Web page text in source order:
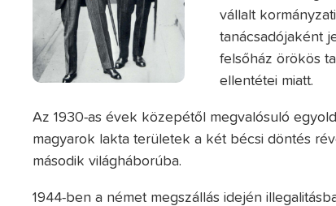
vállalt
tanácsadójaként
felsőház örökös
ellentétei miatt.
Az 1930-as évek közepétől megvalósuló
magyarok lakta területek a két bécsi döntés
második világháborúba.
1944-ben a német megszállás idején